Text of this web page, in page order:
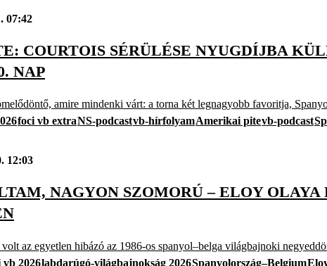
07:42
COURTOIS SÉRÜLÉSE NYUGDÍJBA
NAP
amire mindenki várt: a torna két legnagyobb favoritja,
foci vb extraNS-podcastvb-hírfolyamAmerikai pitevb-podcast
12:03
NAGYON SZOMORÚ – ELOY
az egyetlen hibázó az 1986-os spanyol–belga világbajnoki
vb 2026labdarúgó-világbajnokság 2026Spanyolország–Belgium